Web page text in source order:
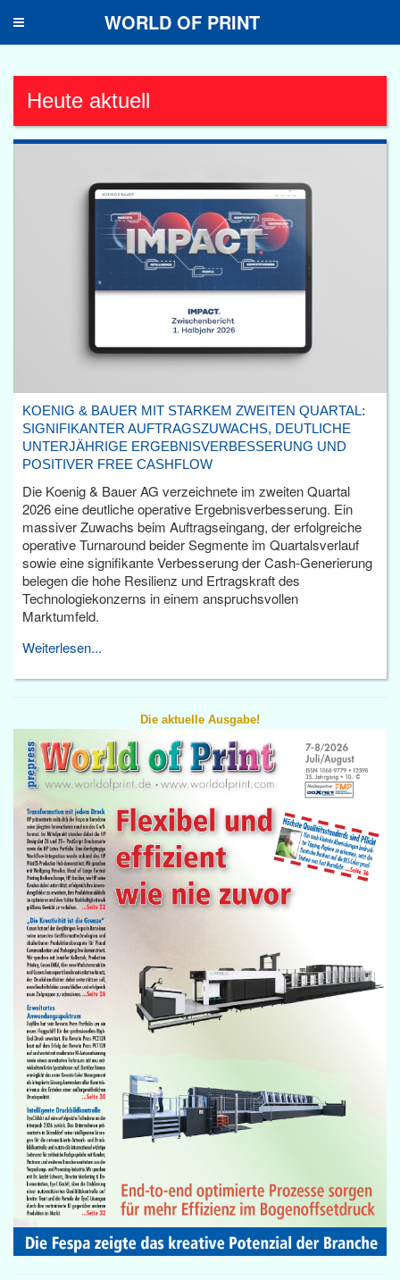
Toggle
WORLD OF PRINT
Heute aktuell
KOENIG & BAUER MIT STARKEM ZWEITEN QUARTAL:
SIGNIFIKANTER AUFTRAGSZUWACHS, DEUTLICHE
UNTERJÄHRIGE ERGEBNISVERBESSERUNG UND
POSITIVER FREE CASHFLOW
Die Koenig & Bauer AG verzeichnete im zweiten Quartal
2026 eine deutliche operative Ergebnisverbesserung. Ein
massiver Zuwachs beim Auftragseingang, der erfolgreiche
operative Turnaround beider Segmente im Quartalsverlauf
sowie eine signifikante Verbesserung der Cash-Generierung
belegen die hohe Resilienz und Ertragskraft des
Technologiekonzerns in einem anspruchsvollen
Marktumfeld.
Weiterlesen...
Die aktuelle Ausgabe!